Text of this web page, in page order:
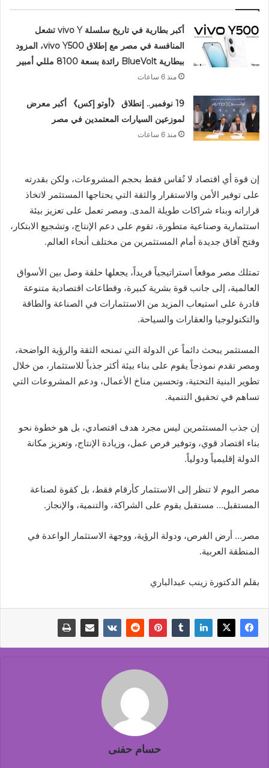
أكبر بطارية في تاريخ سلسلة vivo Y تشعل
المنافسة في مصر مع إطلاق vivo Y500، المزود
ببطارية BlueVolt رائدة بسعة 8100 مللي أمبير
منذ 6 ساعات
19 نوفمبر.. إنطلاق 《أوتو إكس》 أكبر معرض
لموزعين السيارات المعتمدين في مصر
منذ 6 ساعات
إن قوة أي اقتصاد لا تُقاس فقط بحجم المشروعات، ولكن بقدرته
على توفير الأمن والاستقرار والثقة التي يحتاجها المستثمر لاتخاذ
قراراته وبناء شراكات طويلة المدى. ومصر تعمل على تعزيز بيئة
استثمارية وصناعية متطورة، تقوم على دعم الإنتاج، وتشجيع الابتكار،
وفتح آفاق جديدة أمام المستثمرين من مختلف أنحاء العالم.
تمتلك مصر موقعاً استراتيجياً فريداً، يجعلها حلقة وصل بين الأسواق
العالمية، إلى جانب قوة بشرية كبيرة، وقطاعات اقتصادية متنوعة
قادرة على استيعاب المزيد من الاستثمارات في الصناعة والطاقة
والتكنولوجيا والعقارات والسياحة.
المستثمر يبحث دائماً عن الدولة التي تمنحه الثقة والرؤية الواضحة،
ومصر تقدم نموذجاً يقوم على بناء بيئة أكثر جذباً للاستثمار، من خلال
تطوير البنية التحتية، وتحسين مناخ الأعمال، ودعم المشروعات التي
تساهم في تحقيق التنمية.
إن جذب المستثمرين ليس مجرد هدف اقتصادي، بل هو خطوة نحو
بناء اقتصاد قوي، وتوفير فرص عمل، وزيادة الإنتاج، وتعزيز مكانة
الدولة إقليمياً ودولياً.
مصر اليوم لا تنظر إلى الاستثمار كأرقام فقط، بل كقوة لصناعة
المستقبل… مستقبل يقوم على الشراكة، والتنمية، والإنجاز.
مصر… أرض الفرص، ودولة الرؤية، ووجهة الاستثمار الواعدة في
المنطقة العربية.
بقلم الدكتورة زينب عبدالباري
حسام حفنى